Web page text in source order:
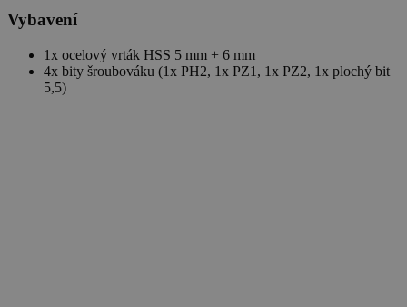
Vybavení
1x ocelový vrták HSS 5 mm + 6 mm
4x bity šroubováku (1x PH2, 1x PZ1, 1x PZ2, 1x plochý bit
5,5)